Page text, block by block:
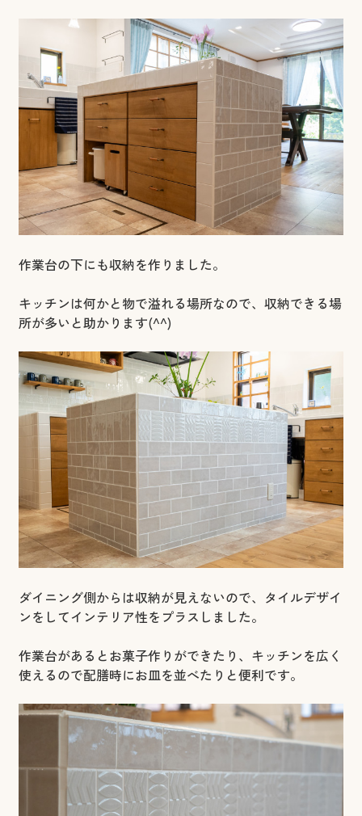
作業台の下にも収納を作りました。
キッチンは何かと物で溢れる場所なので、収納できる場
所が多いと助かります(^^)
ダイニング側からは収納が見えないので、タイルデザイ
ンをしてインテリア性をプラスしました。
作業台があるとお菓子作りができたり、キッチンを広く
使えるので配膳時にお皿を並べたりと便利です。